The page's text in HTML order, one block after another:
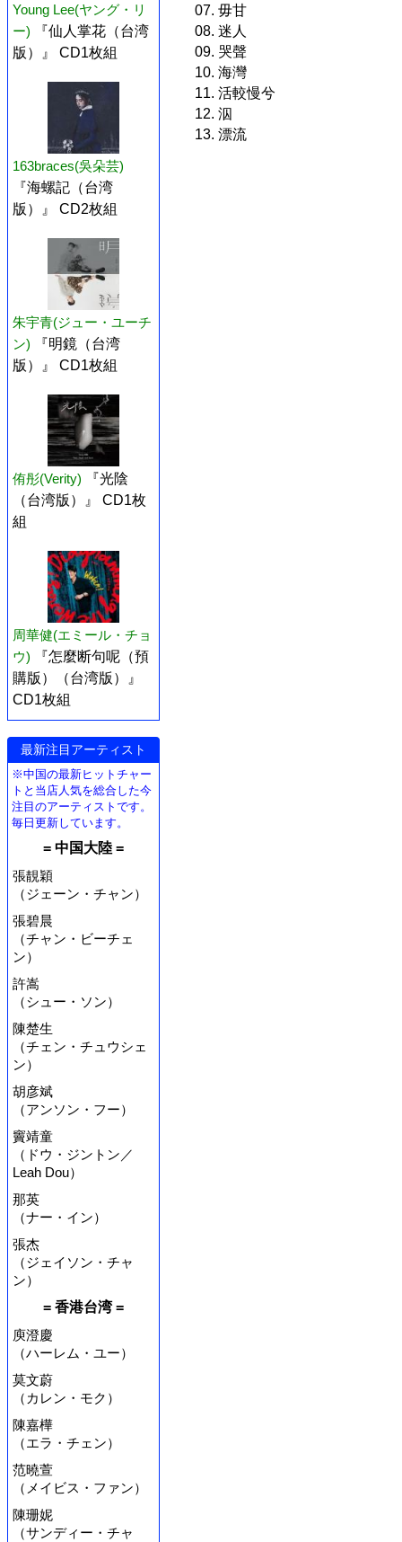
Young Lee(ヤング・リ
ー)
『仙人掌花（台湾
版）』 CD1枚組
163braces(吳朵芸)
『海螺記（台湾
版）』 CD2枚組
朱宇青(ジュー・ユーチ
ン)
『明鏡（台湾
版）』 CD1枚組
侑彤(Verity)
『光陰
（台湾版）』 CD1枚
組
周華健(エミール・チョ
ウ)
『怎麼断句呢（預
購版）（台湾版）』
CD1枚組
最新注目アーティスト
※中国の最新ヒットチャー
トと当店人気を総合した今
注目のアーティストです。
毎日更新しています。
= 中国大陸 =
張靚穎
（ジェーン・チャン）
張碧晨
（チャン・ビーチェ
ン）
許嵩
（シュー・ソン）
陳楚生
（チェン・チュウシェ
ン）
胡彦斌
（アンソン・フー）
竇靖童
（ドウ・ジントン／
Leah Dou）
那英
（ナー・イン）
張杰
（ジェイソン・チャ
ン）
= 香港台湾 =
庾澄慶
（ハーレム・ユー）
莫文蔚
（カレン・モク）
陳嘉樺
（エラ・チェン）
范曉萱
（メイビス・ファン）
陳珊妮
（サンディー・チャ
07. 毋甘
08. 迷人
09. 哭聲
10. 海灣
11. 活較慢兮
12. 泅
13. 漂流